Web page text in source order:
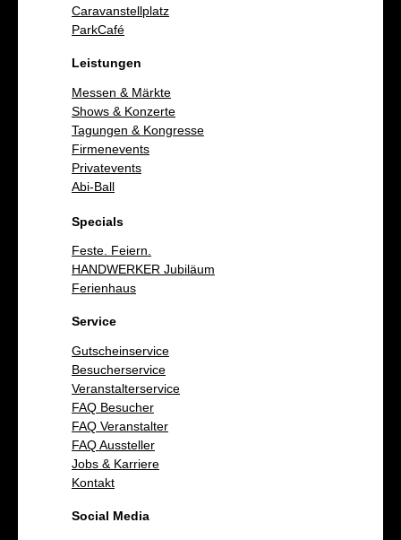
Caravanstellplatz
ParkCafé
Leistungen
Messen & Märkte
Shows & Konzerte
Tagungen & Kongresse
Firmenevents
Privatevents
Abi-Ball
Specials
Feste. Feiern.
HANDWERKER Jubiläum
Ferienhaus
Service
Gutscheinservice
Besucherservice
Veranstalterservice
FAQ Besucher
FAQ Veranstalter
FAQ Aussteller
Jobs & Karriere
Kontakt
Social Media